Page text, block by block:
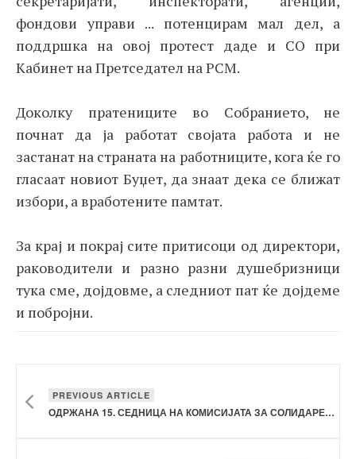
фондови управи ... потенцирам мал дел, а
поддршка на овој протест даде и СО при
Кабинет на Претседател на РСМ.
Доколку пратениците во Собранието, не
почнат да ја работат својата работа и не
застанат на страната на работниците, кога ќе го
гласаат новиот Буџет, да знаат дека се ближат
избори, а вработените памтат.
За крај и покрај сите притисоци од директори,
раководители и разно разни душебризници
тука сме, дојдовме, а следниот пат ќе дојдеме
и побројни.
PREVIOUS ARTICLE
ОДРЖАНА 15. СЕДНИЦА НА КОМИСИЈАТА ЗА СОЛИДАРЕН ФОНД